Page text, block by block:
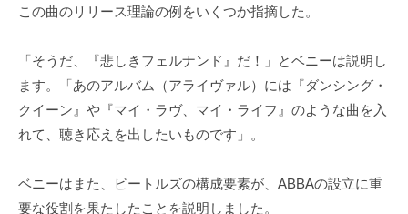
この曲のリリース理論の例をいくつか指摘した。
「そうだ、『悲しきフェルナンド』だ！」とベニーは説明し
ます。「あのアルバム（アライヴァル）には『ダンシング・
クイーン』や『マイ・ラヴ、マイ・ライフ』のような曲を入
れて、聴き応えを出したいものです」。
ベニーはまた、ビートルズの構成要素が、ABBAの設立に重
要な役割を果たしたことを説明しました。